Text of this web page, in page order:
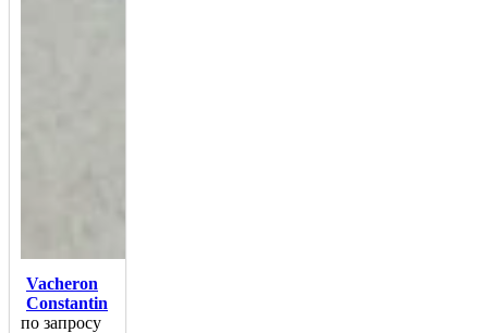
Vacheron
Constantin
по запросу